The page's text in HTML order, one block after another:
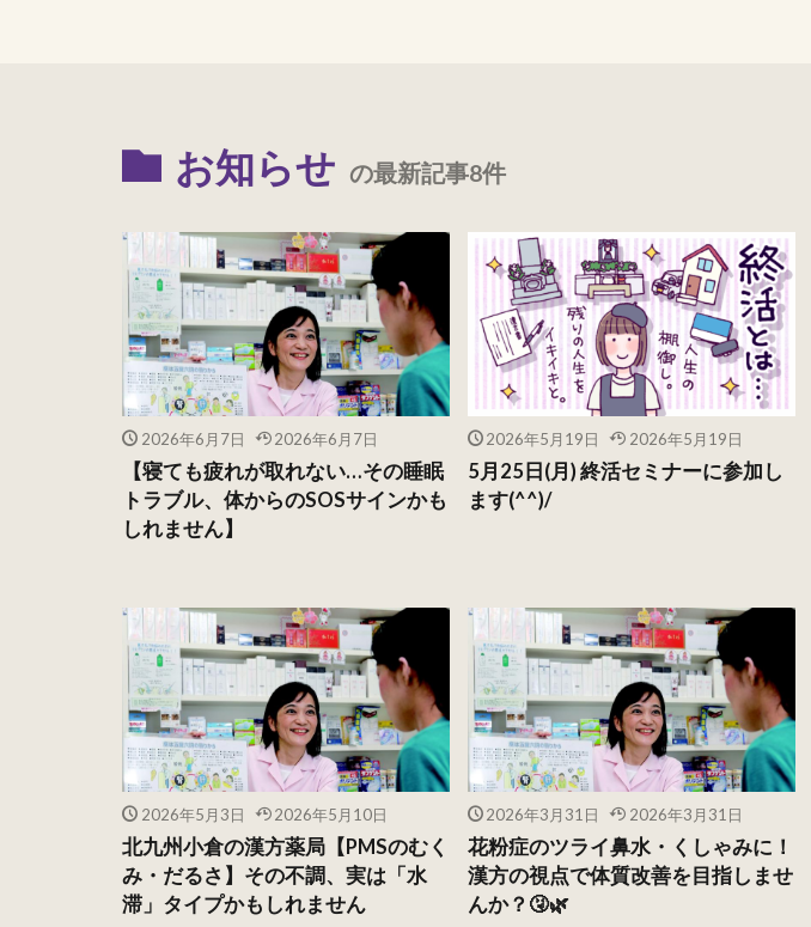
お知らせ の最新記事8件
2026年6月7日 2026年6月7日
【寝ても疲れが取れない…その睡眠
トラブル、体からのSOSサインかも
しれません】
2026年5月19日 2026年5月19日
5月25日(月) 終活セミナーに参加し
ます(^^)/
2026年5月3日 2026年5月10日
北九州小倉の漢方薬局【PMSのむく
み・だるさ】その不調、実は「水
滞」タイプかもしれません
2026年3月31日 2026年3月31日
花粉症のツライ鼻水・くしゃみに！
漢方の視点で体質改善を目指しませ
んか？🤧🌿